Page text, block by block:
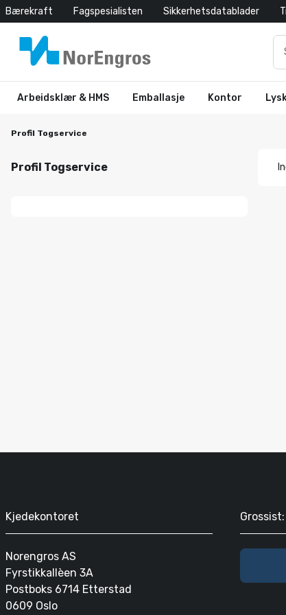
Bærekraft Fagspesialisten Sikkerhetsdatablader
Arbeidsklær & HMS Emballasje Kontor
Profil Togservice
Profil Togservice
Kjedekontoret
Norengros AS
Fyrstikkallèen 3A
Postboks 6714 Etterstad
0609 Oslo